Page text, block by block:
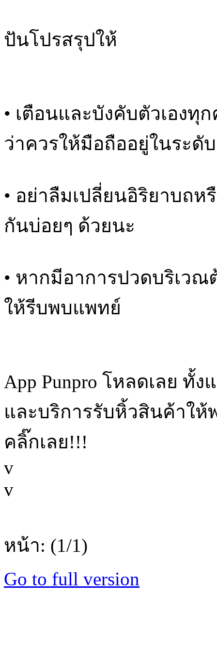
ปันโปรสรุปให้
• เตือนและบังคับตัวเองทุ
ว่าควรให้มือถืออยู่ในระดั
• อย่าลืมเปลี่ยนอิริยาบถ
กันบ่อยๆ ด้วยนะ
• หากมีอาการปวดบริเว
ให้รีบพบแพทย์
App Punpro โหลดเลย ทั้
และบริการรับหิ้วสินค้าให้
คลิ๊กเลย!!!
v
v
หน้า: (1/1)
Go to full version